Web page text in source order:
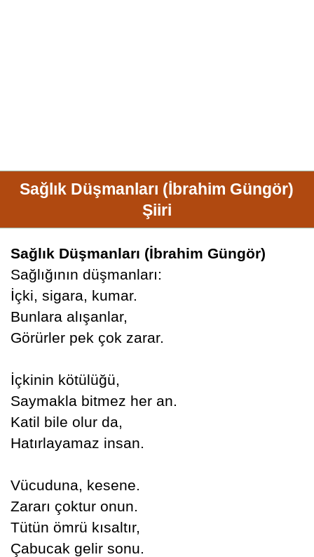
Sağlık Düşmanları (İbrahim Güngör)
Şiiri
Sağlık Düşmanları (İbrahim Güngör)
Sağlığının düşmanları:
İçki, sigara, kumar.
Bunlara alışanlar,
Görürler pek çok zarar.
İçkinin kötülüğü,
Saymakla bitmez her an.
Katil bile olur da,
Hatırlayamaz insan.
Vücuduna, kesene.
Zararı çoktur onun.
Tütün ömrü kısaltır,
Çabucak gelir sonu.